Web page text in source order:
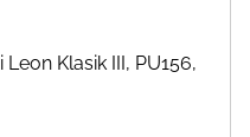
Leon Klasik III, PU156,